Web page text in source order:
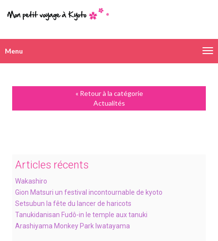
Menu
« Retour à la catégorie
Actualités
Articles récents
Wakashiro
Gion Matsuri un festival incontournable de kyoto
Setsubun la fête du lancer de haricots
Tanukidanisan Fudô-in le temple aux tanuki
Arashiyama Monkey Park Iwatayama